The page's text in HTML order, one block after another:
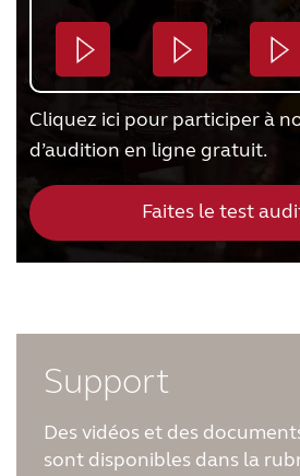
Cliquez ici pour participer à
d’audition en ligne gratuit.
Faites le test
Support
Des vidéos et des
sont disponibles dans la